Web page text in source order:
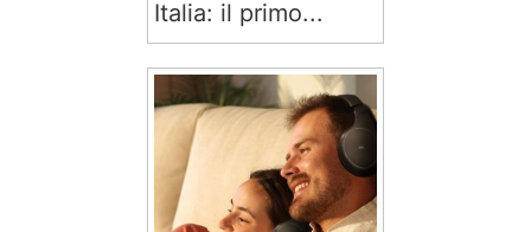
Italia: il primo...